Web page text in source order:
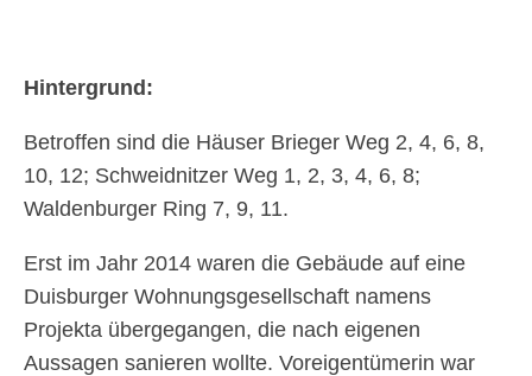
Hintergrund:
Betroffen sind die Häuser Brieger Weg 2, 4, 6, 8,
10, 12; Schweidnitzer Weg 1, 2, 3, 4, 6, 8;
Waldenburger Ring 7, 9, 11.
Erst im Jahr 2014 waren die Gebäude auf eine
Duisburger Wohnungsgesellschaft namens
Projekta übergegangen, die nach eigenen
Aussagen sanieren wollte. Voreigentümerin war